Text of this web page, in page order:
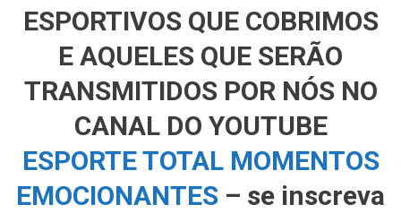
ESPORTIVOS QUE COBRIMOS
E AQUELES QUE SERÃO
TRANSMITIDOS POR NÓS NO
CANAL DO YOUTUBE
ESPORTE TOTAL MOMENTOS
EMOCIONANTES – se inscreva